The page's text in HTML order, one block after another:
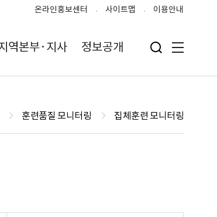
온라인홍보센터 사이트맵 이용안내
역본부·지사 정보공개 검색 입력폼 열기
전체메뉴
훈련품질 모니터링 집체훈련 모니터링